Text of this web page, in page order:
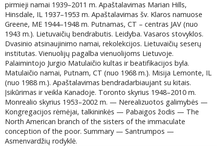
pirmieji namai 1939–2011 m. Apaštalavimas Marian Hills,
Hinsdale, IL 1937–1953 m. Apaštalavimas šv. Klaros namuose
Greene, ME 1944–1948 m. Putnamas, CT – centras JAV (nuo
1943 m.). Lietuvaičių bendrabutis. Leidyba. Vasaros stovyklos.
Dvasinio atsinaujinimo namai, rekolekcijos. Lietuvaičių seserų
institutas. Vienuolijų pagalba vienuolijoms Lietuvoje.
Palaimintojo Jurgio Matulaičio kultas ir beatifikacijos byla.
Matulaičio namai, Putnam, CT (nuo 1968 m.). Misija Lemonte, IL
(nuo 1988 m.). Apaštalavimas bendradarbiaujant su kitais.
Įsikūrimas ir veikla Kanadoje. Toronto skyrius 1948–2010 m.
Monrealio skyrius 1953–2002 m. — Nerealizuotos galimybės —
Kongregacijos rėmėjai, talkininkės — Pabaigos žodis — The
North American branch of the sisters of the immaculate
conception of the poor. Summary — Santrumpos —
Asmenvardžių rodyklė.